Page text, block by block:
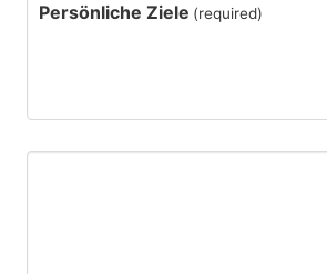
Persönliche Ziele (required)